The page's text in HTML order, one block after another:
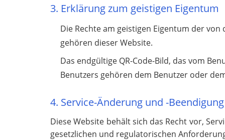
3. Erklärung zum geistigen Eigentum
Die Rechte am geistigen Eigentum der
gehören dieser Website.
Das endgültige QR-Code-Bild, das vom
Benutzers gehören dem Benutzer oder
4. Service-Änderung und -Beendigung
Diese Website behält sich das Recht vor,
gesetzlichen und regulatorischen